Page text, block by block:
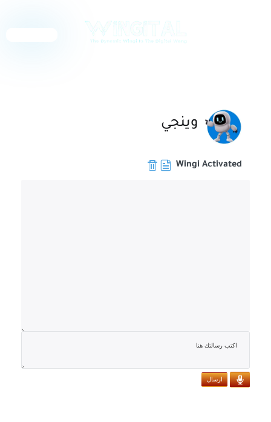
وينجي
Wingi Activated
ارسال